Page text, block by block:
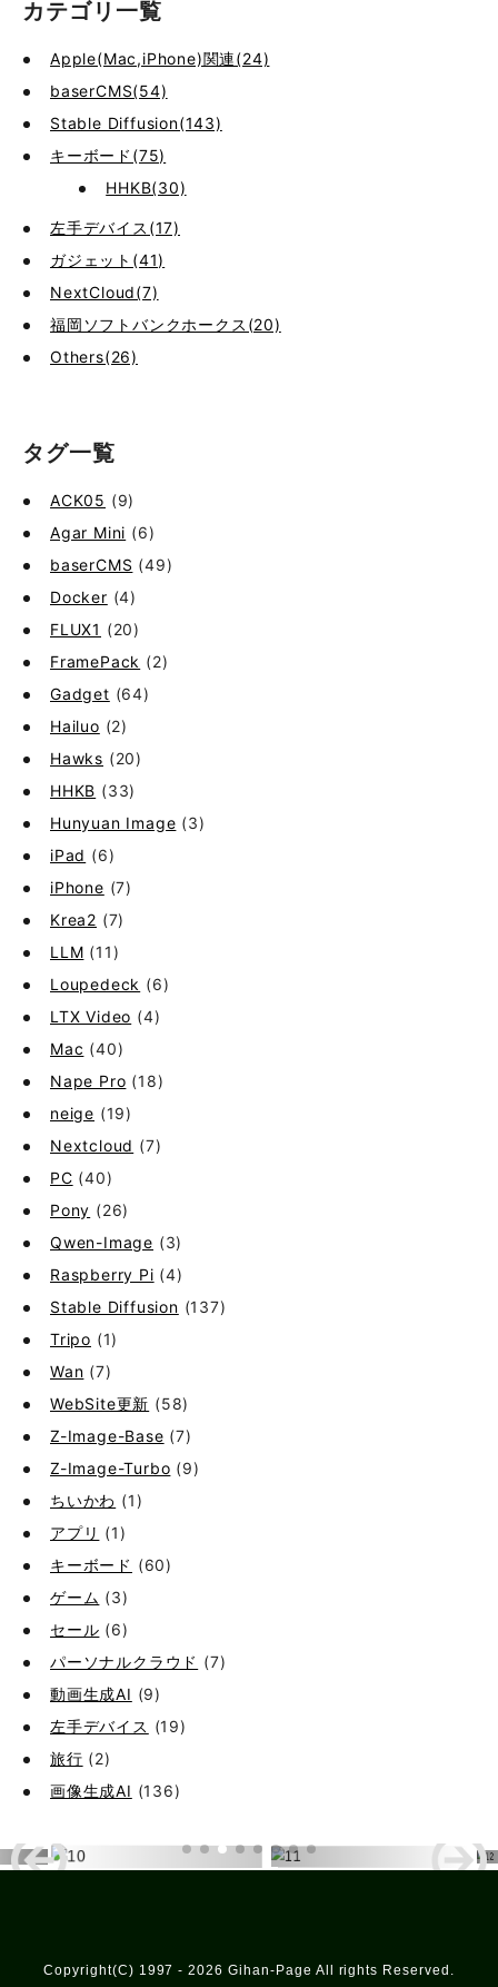
カテゴリ一覧
Apple(Mac,iPhone)関連(24)
baserCMS(54)
Stable Diffusion(143)
キーボード(75)
HHKB(30)
左手デバイス(17)
ガジェット(41)
NextCloud(7)
福岡ソフトバンクホークス(20)
Others(26)
タグ一覧
ACK05 (9)
Agar Mini (6)
baserCMS (49)
Docker (4)
FLUX1 (20)
FramePack (2)
Gadget (64)
Hailuo (2)
Hawks (20)
HHKB (33)
Hunyuan Image (3)
iPad (6)
iPhone (7)
Krea2 (7)
LLM (11)
Loupedeck (6)
LTX Video (4)
Mac (40)
Nape Pro (18)
neige (19)
Nextcloud (7)
PC (40)
Pony (26)
Qwen-Image (3)
Raspberry Pi (4)
Stable Diffusion (137)
Tripo (1)
Wan (7)
WebSite更新 (58)
Z-Image-Base (7)
Z-Image-Turbo (9)
ちいかわ (1)
アプリ (1)
キーボード (60)
ゲーム (3)
セール (6)
パーソナルクラウド (7)
動画生成AI (9)
左手デバイス (19)
旅行 (2)
画像生成AI (136)
Copyright(C) 1997 - 2026 Gihan-Page All rights Reserved.